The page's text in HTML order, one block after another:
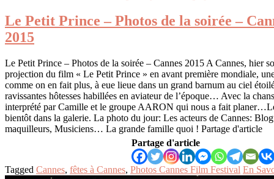
Le Petit Prince – Photos de la soirée –
2015
Le Petit Prince – Photos de la soirée – Cannes 2015 A Cannes, hier
projection du film « Le Petit Prince » en avant première mondiale,
comme on en fait plus, à eue lieue dans un grand barnum au ciel
ravissantes hôtesses habillées en aviateur de l’époque… Avec la
interprété par Camille et le groupe AARON qui nous a fait
bientôt dans la galerie. La photo du jour: Les acteurs de Cannes:
maquilleurs, Musiciens… La grande famille quoi ! Partage d'article
Partage d'article
Tagged Cannes, fêtes à Cannes, Photos Cannes Film Festival En